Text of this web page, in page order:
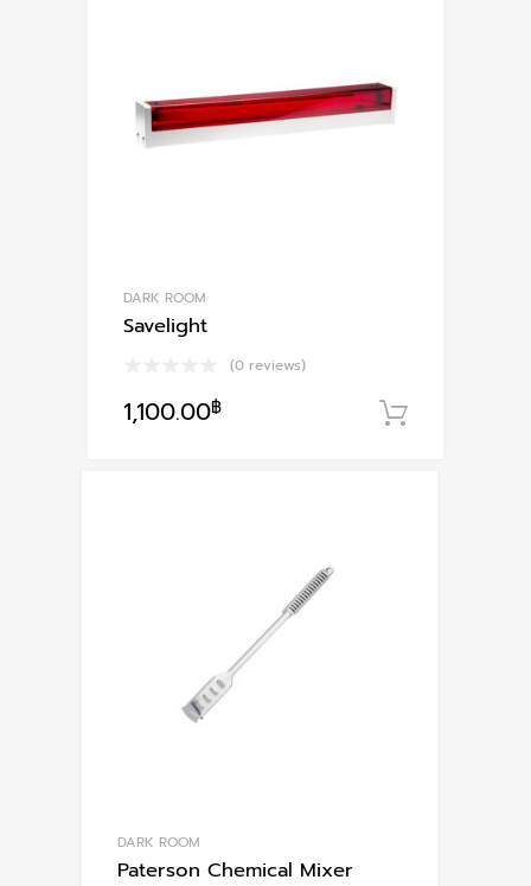
DARK ROOM
Savelight
(0 reviews)
1,100.00฿
DARK ROOM
Paterson Chemical Mixer